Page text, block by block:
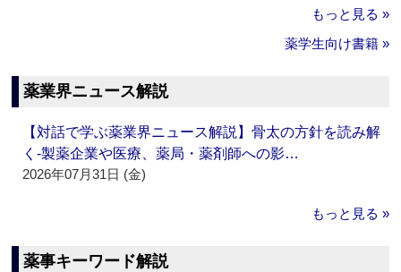
もっと見る »
薬学生向け書籍 »
薬業界ニュース解説
【対話で学ぶ薬業界ニュース解説】骨太の方針を読み解
く‐製薬企業や医療、薬局・薬剤師への影…
2026年07月31日 (金)
もっと見る »
薬事キーワード解説